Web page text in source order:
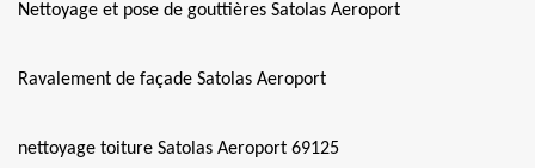
Nettoyage et pose de gouttières Satolas Aeroport
Ravalement de façade Satolas Aeroport
nettoyage toiture Satolas Aeroport 69125